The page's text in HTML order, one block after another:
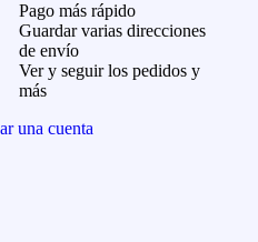
Pago más rápido
Guardar varias direcciones
de envío
Ver y seguir los pedidos y
más
una cuenta